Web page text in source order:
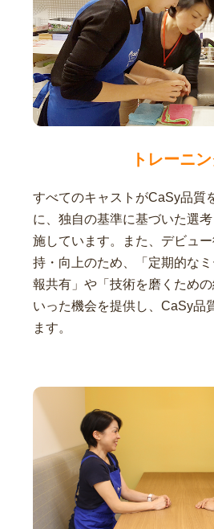
トレーニ
すべてのキャストがCaSy品質
に、独自の基準に基づいた選
施しています。また、デビュ
持・向上のため、「定期的な
報共有」や「技術を磨くため
いった機会を提供し、CaSy品
ます。